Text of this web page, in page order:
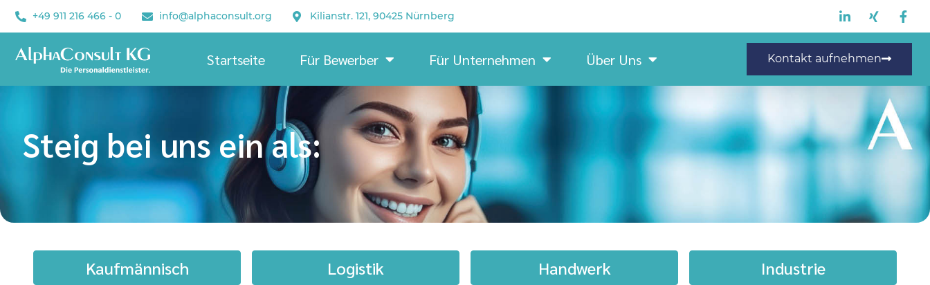
+49 911 216 466 - 0 info@alphaconsult.org Kilianstr. 121, 90425 Nürnberg
Startseite Für Bewerber Für Unternehmen Über Uns Kontakt aufnehmen
Steig bei uns ein als:
Kaufmännisch Logistik Handwerk Industrie